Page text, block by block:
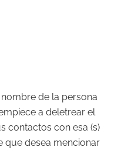
de la persona
a deletrear el
contactos con esa (s)
que desea mencionar